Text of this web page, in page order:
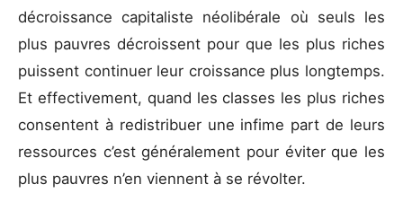
décroissance capitaliste néolibérale où seuls les
plus pauvres décroissent pour que les plus riches
puissent continuer leur croissance plus longtemps.
Et effectivement, quand les classes les plus riches
consentent à redistribuer une infime part de leurs
ressources c’est généralement pour éviter que les
plus pauvres n’en viennent à se révolter.